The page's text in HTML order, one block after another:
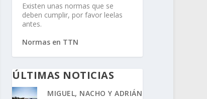
Existen unas normas que se
deben cumplir, por favor leelas
antes.
Normas en TTN
ÚLTIMAS NOTICIAS
MIGUEL, NACHO Y ADRIÁN